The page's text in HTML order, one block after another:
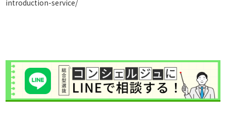
introduction-service/